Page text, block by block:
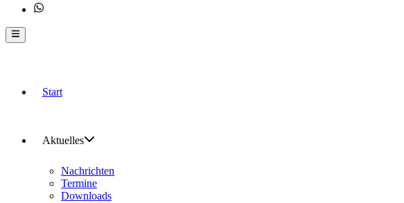
Whatsapp
Hauptmenü
Start
Aktuelles
Nachrichten
Termine
Downloads